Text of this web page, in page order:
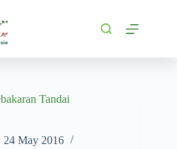
Tandai
24 May 2016